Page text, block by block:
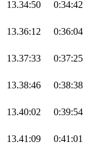
13.34:50 0:34:42
13.36:12 0:36:04
13.37:33 0:37:25
13.38:46 0:38:38
13.40:02 0:39:54
13.41:09 0:41:01